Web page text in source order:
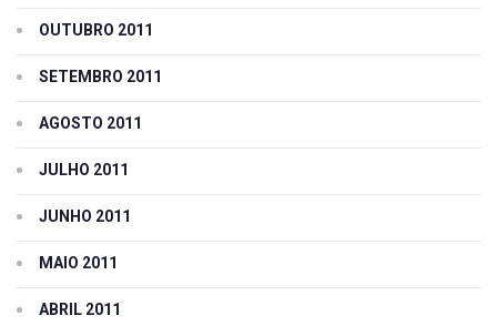
OUTUBRO 2011
SETEMBRO 2011
AGOSTO 2011
JULHO 2011
JUNHO 2011
MAIO 2011
ABRIL 2011